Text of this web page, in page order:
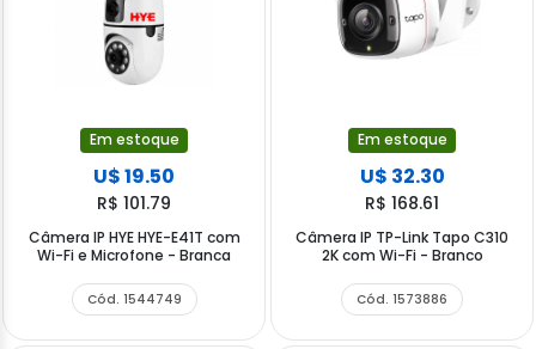
Em estoque
U$ 19.50
R$ 101.79
Câmera IP HYE HYE-E41T com
Wi-Fi e Microfone - Branca
Cód. 1544749
Em estoque
U$ 32.30
R$ 168.61
Câmera IP TP-Link Tapo C310
2K com Wi-Fi - Branco
Cód. 1573886